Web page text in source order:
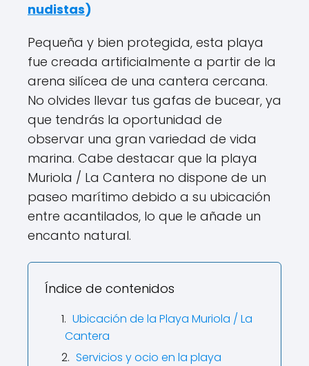
nudistas)
Pequeña y bien protegida, esta playa
fue creada artificialmente a partir de la
arena silícea de una cantera cercana.
No olvides llevar tus gafas de bucear, ya
que tendrás la oportunidad de
observar una gran variedad de vida
marina. Cabe destacar que la playa
Muriola / La Cantera no dispone de un
paseo marítimo debido a su ubicación
entre acantilados, lo que le añade un
encanto natural.
Índice de contenidos
Ubicación de la Playa Muriola / La
Cantera
Servicios y ocio en la playa